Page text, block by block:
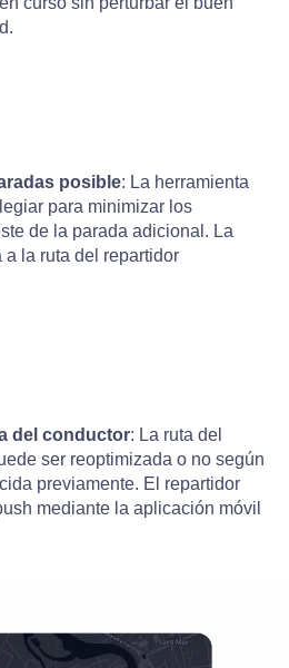
posible: La herramienta
para minimizar los
de la parada adicional. La
la ruta del repartidor
del conductor: La ruta del
ser reoptimizada o no según
previamente. El repartidor
mediante la aplicación móvil